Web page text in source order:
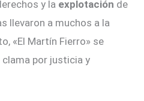
y la explotación de
llevaron a muchos a la
«El Martín Fierro» se
clama por justicia y